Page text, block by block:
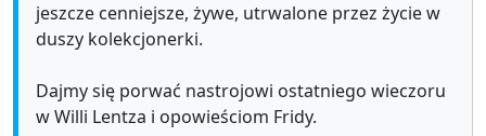
jeszcze cenniejsze, żywe, utrwalone przez życie w
duszy kolekcjonerki.
Dajmy się porwać nastrojowi ostatniego wieczoru
w Willi Lentza i opowieściom Fridy.